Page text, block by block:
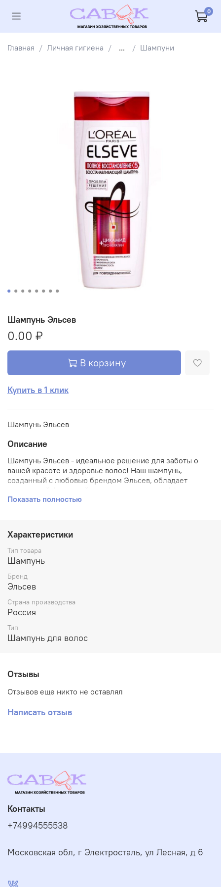
0
Главная Личная гигиена ... Шампуни
Шампунь Эльсев
0.00 ₽
В корзину
Купить в 1 клик
Шампунь Эльсев
Описание
Шампунь Эльсев - идеальное решение для заботы о
вашей красоте и здоровье волос! Наш шампунь,
созданный с любовью брендом Эльсев, обладает
очищать волосы от загрязнений и одновременно
максимальный результат уже после первого
применения: ваши волосы станут мягкими, блестящими
и приятными на ощупь. К тому же мы гордимся тем
фактом, что все наши продукты производятся
неподалеку от Вас - в России. Приобретайте Шампунь
Эльсев прямо сейчас по доступной цене!
Показать полностью
Характеристики
Тип товара
Шампунь
Бренд
Эльсев
Страна производства
Россия
Тип
Шампунь для волос
Отзывы
Отзывов еще никто не оставлял
Написать отзыв
Контакты
+74994555538
Московская обл, г Электросталь, ул Лесная, д 6